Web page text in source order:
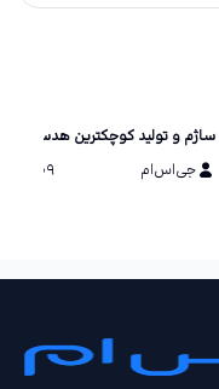
ساژم و تولید کوچکترین هدست
جی‌اس‌ام
۰۹ اسفند ۱۳۸۵